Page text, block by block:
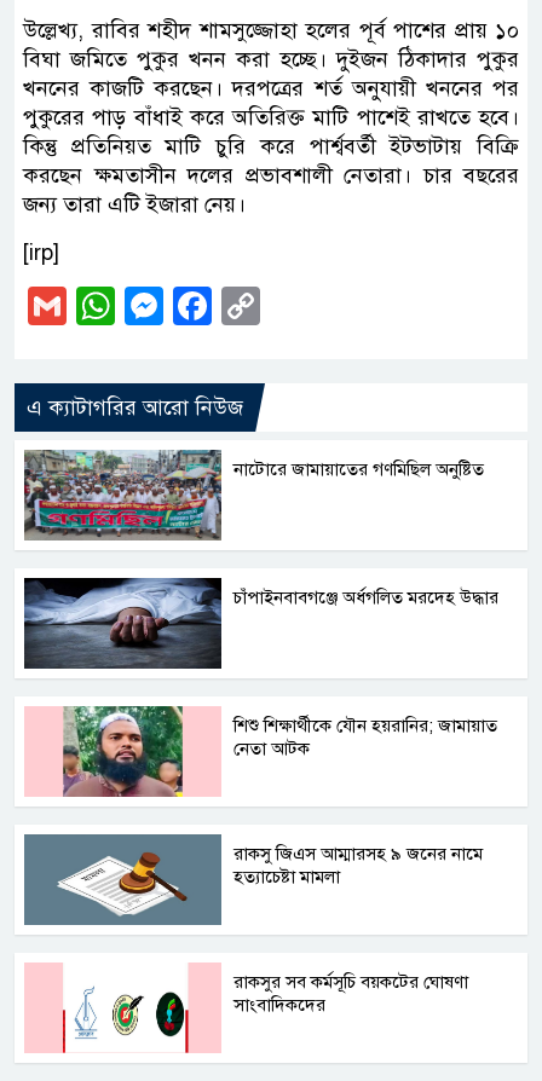
উল্লেখ্য, রাবির শহীদ শামসুজ্জোহা হলের পূর্ব পাশের প্রায় ১০
বিঘা জমিতে পুকুর খনন করা হচ্ছে। দুইজন ঠিকাদার পুকুর
খননের কাজটি করছেন। দরপত্রের শর্ত অনুযায়ী খননের পর
পুকুরের পাড় বাঁধাই করে অতিরিক্ত মাটি পাশেই রাখতে হবে।
কিন্তু প্রতিনিয়ত মাটি চুরি করে পার্শ্ববর্তী ইটভাটায় বিক্রি
করছেন ক্ষমতাসীন দলের প্রভাবশালী নেতারা। চার বছরের
জন্য তারা এটি ইজারা নেয়।
[irp]
GmailWhatsApp
Messenger
Facebook
এ ক্যাটাগরির আরো নিউজ
নাটোরে জামায়াতের গণমিছিল অনুষ্টিত
চাঁপাইনবাবগঞ্জে অর্ধগলিত মরদেহ উদ্ধার
শিশু শিক্ষার্থীকে যৌন হয়রানির; জামায়াত
নেতা আটক
রাকসু জিএস আম্মারসহ ৯ জনের নামে
হত্যাচেষ্টা মামলা
রাকসুর সব কর্মসূচি বয়কটের ঘোষণা
সাংবাদিকদের